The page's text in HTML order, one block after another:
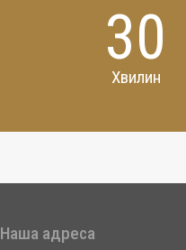
30
Хвилин
Наша адреса